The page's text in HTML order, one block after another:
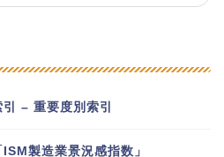
– 重要度別索引
製造業景況感指数」